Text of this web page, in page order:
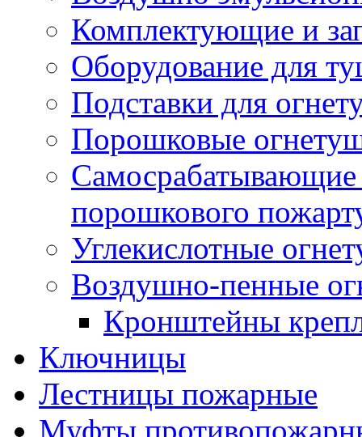
Комплектующие и
Оборудование для
Подставки для
Порошковые
порошкового
Углекислотные
Воздушно-пенные
Кронштейны
Ключницы
Лестницы пожарные
Муфты